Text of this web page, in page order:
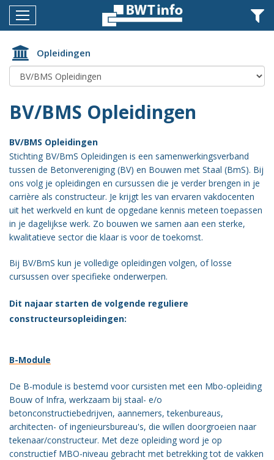
Menu
Home
Nieuws
Documenten
Dossiers
Fotoalbums
Opleidingen
Over
BWT
BMK
Vereniging
BWT
Opleidingen
BV/BMS Opleidingen
BV/BMS Opleidingen
Stichting BV/BmS Opleidingen is een samenwerkingsverband
tussen de Betonvereniging (BV) en Bouwen met Staal (BmS). Bij
ons volg je opleidingen en cursussen die je verder brengen in je
carrière als constructeur. Je krijgt les van ervaren vakdocenten
uit het werkveld en kunt de opgedane kennis meteen toepassen
in je dagelijkse werk. Zo bouwen we samen aan een sterke,
kwalitatieve sector die klaar is voor de toekomst.
Bij BV/BmS kun je volledige opleidingen volgen, of losse
cursussen over specifieke onderwerpen.
Dit najaar starten de volgende reguliere
constructeursopleidingen:
B-Module
De B-module is bestemd voor cursisten met een Mbo-opleiding
Bouw of Infra, werkzaam bij staal- e/o
betonconstructiebedrijven, aannemers, tekenbureaus,
architecten- of ingenieursbureau's, die willen doorgroeien naar
tekenaar/constructeur. Met deze opleiding word je op
constructief MBO-niveau gebracht met betrekking tot de vakken